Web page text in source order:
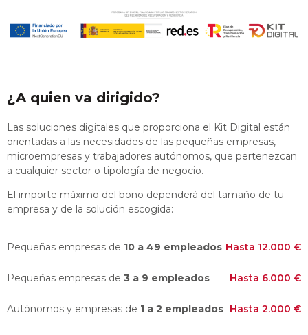
¿A quien va dirigido?
Las soluciones digitales que proporciona el Kit Digital están
orientadas a las necesidades de las pequeñas empresas,
microempresas y trabajadores autónomos, que pertenezcan
a cualquier sector o tipología de negocio.
El importe máximo del bono dependerá del tamaño de tu
empresa y de la solución escogida:
Pequeñas empresas de 10 a 49 empleados Hasta 12.000 €
Pequeñas empresas de 3 a 9 empleados Hasta 6.000 €
Autónomos y empresas de 1 a 2 empleados Hasta 2.000 €